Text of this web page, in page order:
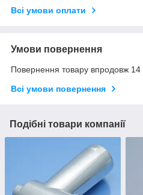
Всі умови оплати
Умови повернення
Повернення товару впродовж 14
Всі умови повернення
Подібні товари компанії